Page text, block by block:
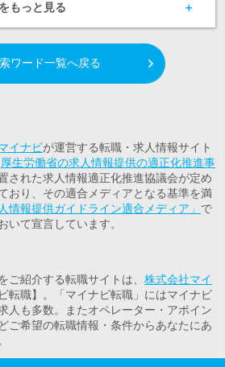
もっと見る
ワード一覧へ戻る
イナビが運営する転職・求人情報サイト
厚生労働省の求人情報提供の適正化推進事
された求人情報適正化推進協議会が定め
おり、その適合メディアとなる基準を満
人情報提供ガイドライン適合メディア」 で
いて宣言しています。
ご紹介する転職サイトは、 株式会社マイ
転職】。「マイナビ転職」にはマイナビ
人も多数。またオペレーター・アポイン
ご希望の転職情報・条件からあなたにあ